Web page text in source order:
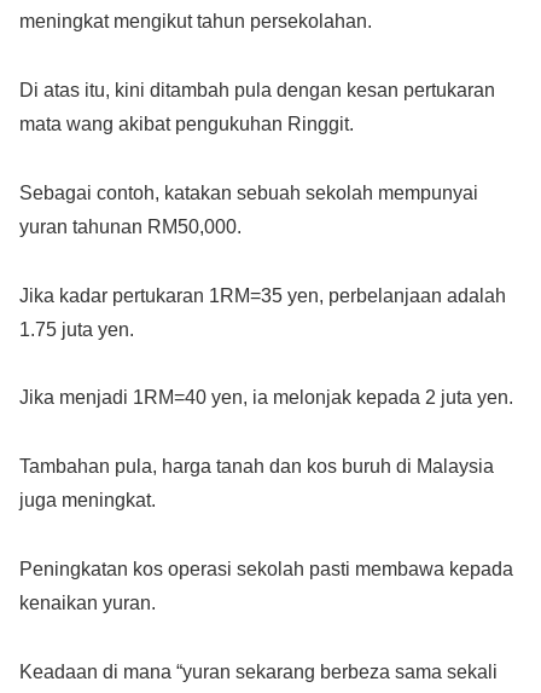
meningkat mengikut tahun persekolahan.
Di atas itu, kini ditambah pula dengan kesan pertukaran
mata wang akibat pengukuhan Ringgit.
Sebagai contoh, katakan sebuah sekolah mempunyai
yuran tahunan RM50,000.
Jika kadar pertukaran 1RM=35 yen, perbelanjaan adalah
1.75 juta yen.
Jika menjadi 1RM=40 yen, ia melonjak kepada 2 juta yen.
Tambahan pula, harga tanah dan kos buruh di Malaysia
juga meningkat.
Peningkatan kos operasi sekolah pasti membawa kepada
kenaikan yuran.
Keadaan di mana “yuran sekarang berbeza sama sekali